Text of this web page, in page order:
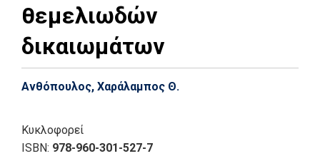
θεμελιωδών
δικαιωμάτων
Ανθόπουλος, Χαράλαμπος Θ.
Κυκλοφορεί
ISBN: 978-960-301-527-7